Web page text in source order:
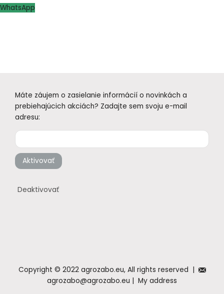
WhatsApp
Máte záujem o zasielanie informácií o novinkách a
prebiehajúcich akciách? Zadajte sem svoju e-mail
adresu:
Aktivovať
Deaktivovať
Copyright © 2022 agrozabo.eu, All rights reserved |
agrozabo@agrozabo.eu | My address